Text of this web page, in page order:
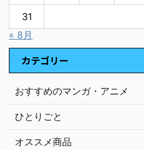
31
« 8月
カテゴリー
おすすめのマンガ・アニメ
ひとりごと
オススメ商品